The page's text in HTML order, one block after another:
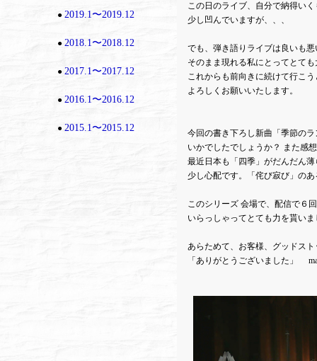
● 2019.1〜2019.12
● 2018.1〜2018.12
● 2017.1〜2017.12
● 2016.1〜2016.12
● 2015.1〜2015.12
この日のライブ、自分で納得い
少し凹んでいますが、、、
でも、弾き語りライブは良いも
そのまま現れる私にとってとて
これからも前向きに続けて行こ
よろしくお願いいたします。
今回の書き下ろし新曲「季節の
いかでしたでしょうか？ また感
最近日本も「四季」がだんだん
少し心配です。「侘び寂び」の
このシリーズ 会場で、配信で６
いらっしゃってとても力を貰い
あらためて、お客様、グッドス
「ありがとうございました」